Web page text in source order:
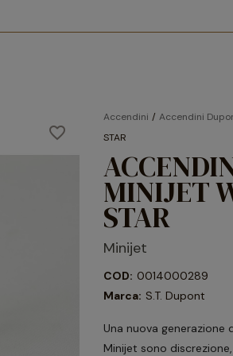
favorite_border
Accendini Accendini
STAR
MINIJET
STAR
Minijet
COD: 0014000289
Marca: S.T. Dupont
Una nuova generazione
Minijet sono